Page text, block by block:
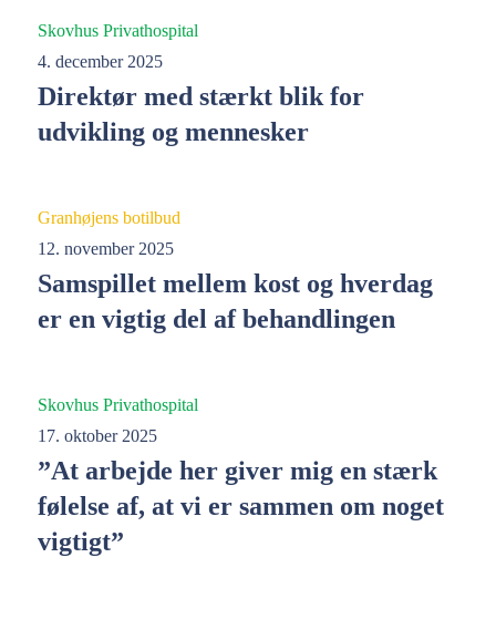
Direktør med stærkt blik for
udvikling og mennesker
4. december 2025
Skovhus Privathospital
Samspillet mellem kost og hverdag
er en vigtig del af behandlingen
12. november 2025
Granhøjens botilbud
”At arbejde her giver mig en stærk
følelse af, at vi er sammen om noget
vigtigt”
17. oktober 2025
Skovhus Privathospital